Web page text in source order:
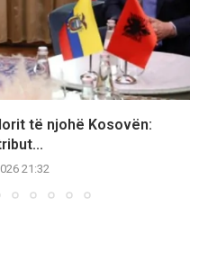
të njohë Kosovën:
21:32